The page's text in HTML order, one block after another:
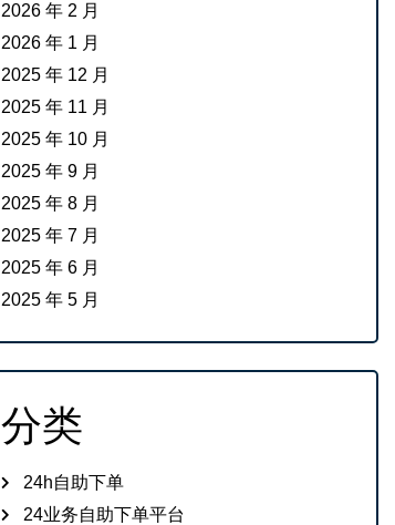
2026 年 2 月
2026 年 1 月
2025 年 12 月
2025 年 11 月
2025 年 10 月
2025 年 9 月
2025 年 8 月
2025 年 7 月
2025 年 6 月
2025 年 5 月
分类
24h自助下单
24业务自助下单平台